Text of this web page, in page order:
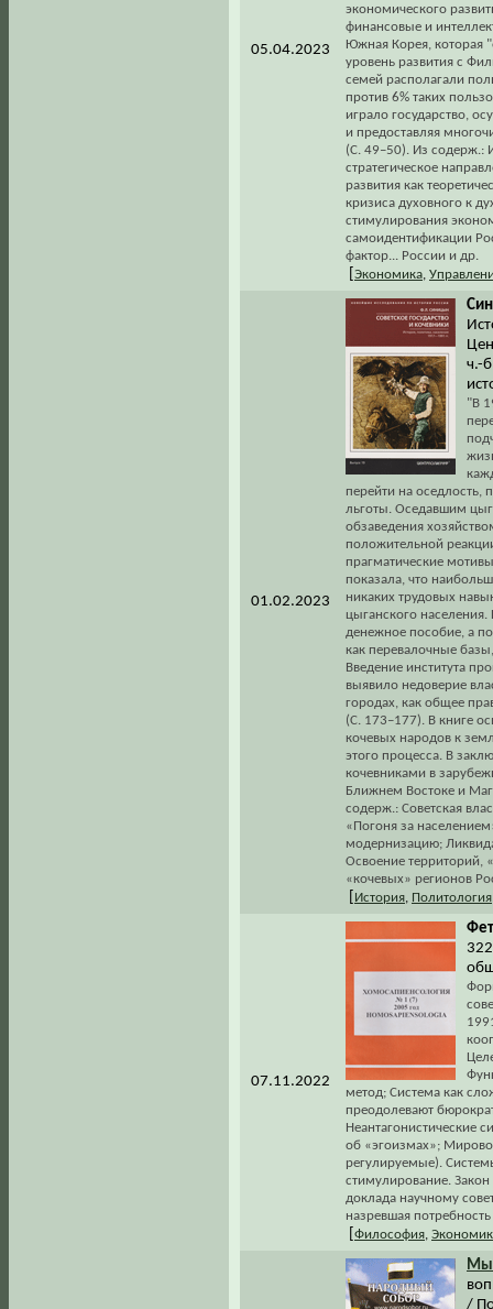
05.04.2023
экономического
финансовые и
Южная Корея, которая
уровень развития с
семей располагали
против 6% таких
играло государство,
и предоставляя
(С. 49–50). Из содерж.:
стратегическое
развития как
кризиса духовного к
стимулирования
самоидентификации
фактор... России и др.
Экономика
01.02.2023
ч.-
"В
перейти на оседлость,
льготы. Оседавшим
обзаведения
положительной
прагматические
показала, что
никаких трудовых
цыганского
денежное пособие, а
как перевалочные
Введение института
выявило недоверие
городах, как общее
(С. 173–177). В книге
кочевых народов к
этого процесса. В
кочевниками в
Ближнем Востоке и
содерж.: Советская
«Погоня за
модернизацию;
Освоение территорий,
«кочевых» регионов
История Политология
07.11.2022
метод; Система как
преодолевают
Неантагонистические
об «эгоизмах»;
регулируемые).
стимулирование. Закон
доклада научному
назревшая
Философия
Мы
/